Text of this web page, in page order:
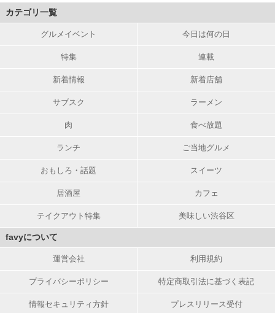
カテゴリ一覧
グルメイベント 今日は何の日
特集 連載
新着情報 新着店舗
サブスク ラーメン
肉 食べ放題
ランチ ご当地グルメ
おもしろ・話題 スイーツ
居酒屋 カフェ
テイクアウト特集 美味しい渋谷区
favyについて
運営会社 利用規約
プライバシーポリシー 特定商取引法に基づく表記
情報セキュリティ方針 プレスリリース受付